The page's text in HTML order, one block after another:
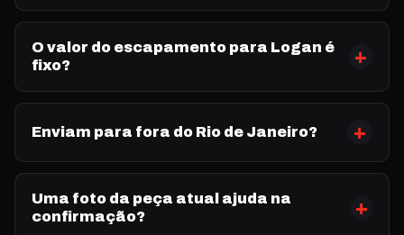
O valor do escapamento para Logan é
fixo?
Enviam para fora do Rio de Janeiro?
Uma foto da peça atual ajuda na
confirmação?